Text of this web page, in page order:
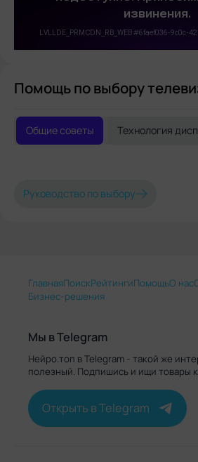
Помощь по выбору
Общие советы Технология
Руководство по выбору
ГлавнаяПоискРейтингиПомощьО нас
Бизнес-решения
Мы в Telegram
Нейро.топ в Telegram - такой же
полезный. Подпишись и ищи товары
Открыть в Telegram